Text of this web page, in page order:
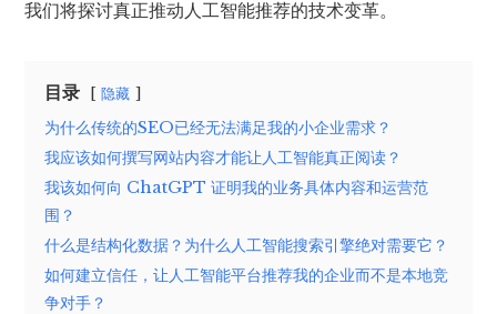
我们将探讨真正推动人工智能推荐的技术变革。
目录 隐藏
为什么传统的SEO已经无法满足我的小企业需求？
我应该如何撰写网站内容才能让人工智能真正阅读？
我该如何向 ChatGPT 证明我的业务具体内容和运营范
围？
什么是结构化数据？为什么人工智能搜索引擎绝对需要它？
如何建立信任，让人工智能平台推荐我的企业而不是本地竞
争对手？